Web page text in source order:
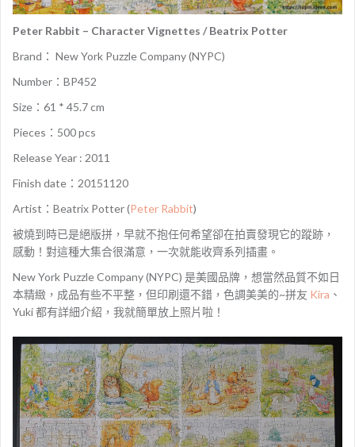
Peter Rabbit – Character Vignettes / Beatrix Potter
Brand： New York Puzzle Company (NYPC)
Number：BP452
Size：61 * 45.7 cm
Pieces：500 pcs
Release Year : 2011
Finish date：20151120
Artist：Beatrix Potter (Peter Rabbit)
被燒到時已是絕版拼，早就不抱任何希望卻在拍賣發現它的蹤跡，
感動！對這種大集合很滿意，一次就能收齊系列插畫。
New York Puzzle Company (NYPC) 是美國品牌，想當然品質不如日
本精緻，成品有些不平整，但印刷還不錯，色調美美的~拼友 Kira 、
Yuki 都有詳細介紹，我就簡單放上照片啦！